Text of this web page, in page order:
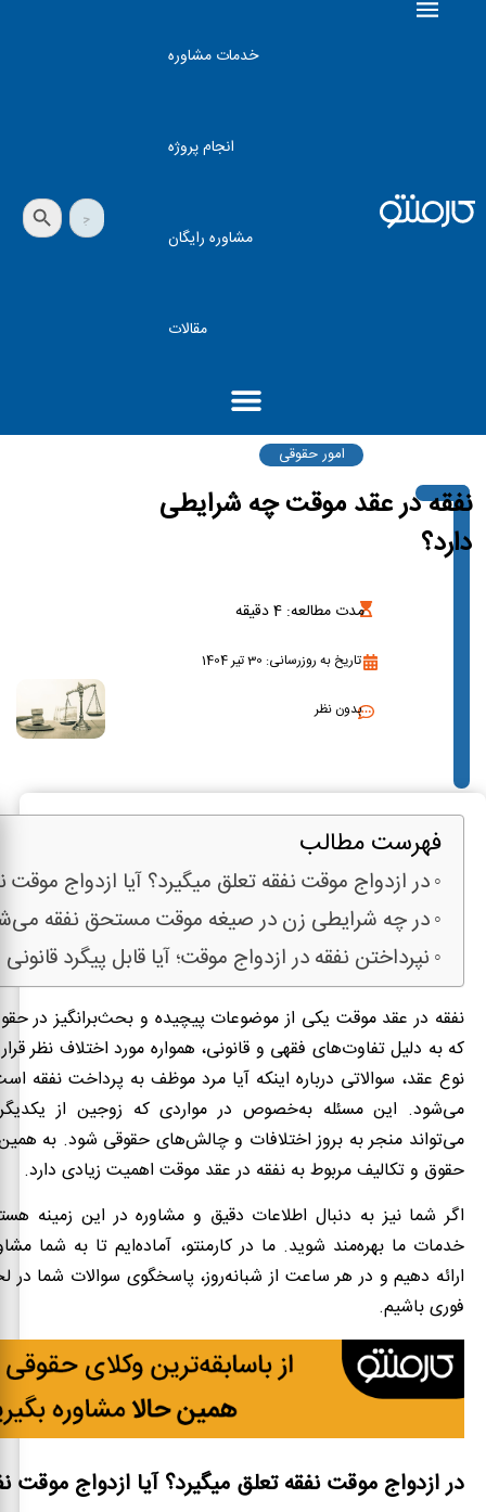
خدمات مشاوره
انجام پروژه
مشاوره رایگان
مقالات
جستجو
برای:
دکمه جستجو
امور حقوقی
نفقه در عقد موقت چه شرایطی
دارد؟
مدت مطالعه: 4دقیقه
تاریخ به روزرسانی: 30 تیر 1404
بدون نظر
فهرست مطالب
در ازدواج موقت نفقه تعلق میگیرد؟ آیا ازدواج موقت
در چه شرایطی زن در صیغه موقت مستحق نفقه
نپرداختن نفقه در ازدواج موقت؛ آیا قابل پیگرد
نفقه در عقد موقت یکی از موضوعات پیچیده و بحث‌برانگیز در
که به دلیل تفاوت‌های فقهی و قانونی، همواره مورد اختلاف نظر
نوع عقد، سوالاتی درباره اینکه آیا مرد موظف به پرداخت نفقه
می‌شود. این مسئله به‌خصوص در مواردی که زوجین از
می‌تواند منجر به بروز اختلافات و چالش‌های حقوقی شود. به
حقوق و تکالیف مربوط به نفقه در عقد موقت اهمیت زیادی دارد.
اگر شما نیز به دنبال اطلاعات دقیق و مشاوره در این زمینه
خدمات ما بهره‌مند شوید. ما در کارمنتو، آماده‌ایم تا به شما
ارائه دهیم و در هر ساعت از شبانه‌روز، پاسخگوی سوالات شما
فوری باشیم.
در ازدواج موقت نفقه تعلق میگیرد؟ آیا ازدواج موقت